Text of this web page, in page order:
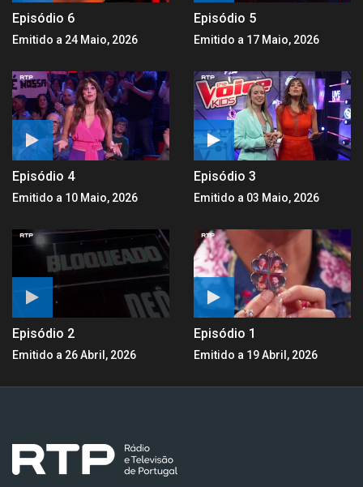
Episódio 6
Emitido a 24 Maio, 2026
Episódio 5
Emitido a 17 Maio, 2026
Episódio 4
Emitido a 10 Maio, 2026
Episódio 3
Emitido a 03 Maio, 2026
Episódio 2
Emitido a 26 Abril, 2026
Episódio 1
Emitido a 19 Abril, 2026